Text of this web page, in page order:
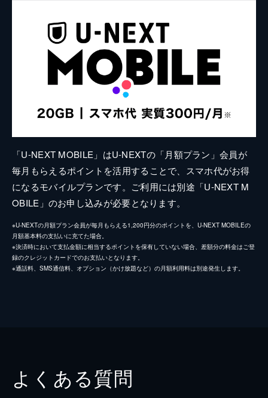
「U-NEXT MOBILE」はU-NEXTの「月額プラン」会員が
毎月もらえるポイントを活用することで、スマホ代がお得
になるモバイルプランです。ご利用には別途「U-NEXT M
OBILE」のお申し込みが必要となります。
※U-NEXTの月額プラン会員が毎月もらえる1,200円分のポイントを、U-NEXT MOBILEの
月額基本料の支払いに充てた場合。
※決済時において支払金額に相当するポイントを保有していない場合、差額分の料金はご登
録のクレジットカードでのお支払いとなります。
※通話料、SMS通信料、オプション（かけ放題など）の月額利用料は別途発生します。
よくある質問